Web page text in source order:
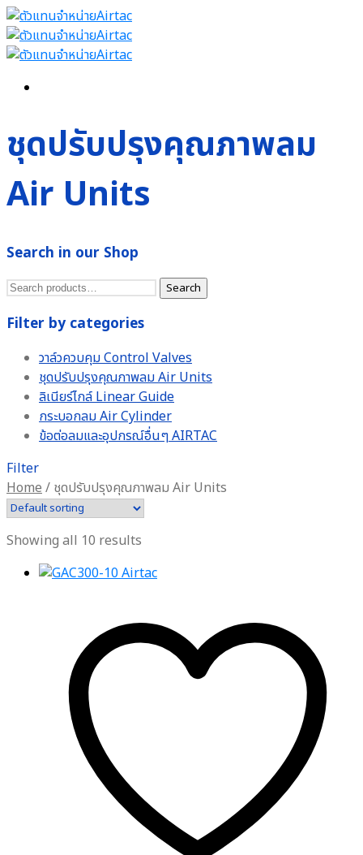
ชุดปรับปรุงคุณภาพลม
Air Units
Search in our Shop
Search
Search
Filter by categories
วาล์วควบคุม Control Valves
ชุดปรับปรุงคุณภาพลม Air Units
ลิเนียร์ไกล์ Linear Guide
กระบอกลม Air Cylinder
ข้อต่อลมและอุปกรณ์อื่นๆ AIRTAC
Filter
Home/ ชุดปรับปรุงคุณภาพลม Air Units
Showing all 10 results